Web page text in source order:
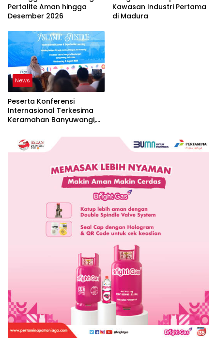
Pertalite Aman hingga
Desember 2026
Kawasan Industri Pertama
di Madura
News
Peserta Konferensi
Internasional Terkesima
Keramahan Banyuwangi,
Keislaman